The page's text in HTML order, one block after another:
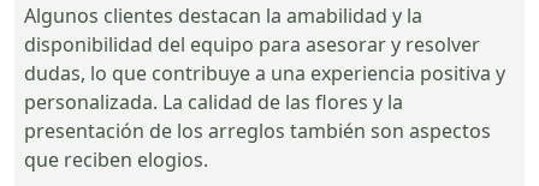
Algunos clientes destacan la amabilidad y la
disponibilidad del equipo para asesorar y resolver
dudas, lo que contribuye a una experiencia positiva y
personalizada. La calidad de las flores y la
presentación de los arreglos también son aspectos
que reciben elogios.